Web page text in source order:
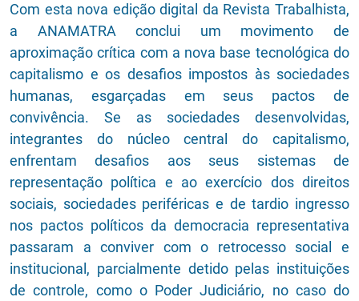
Com esta nova edição digital da Revista Trabalhista,
a ANAMATRA conclui um movimento de
aproximação crítica com a nova base tecnológica do
capitalismo e os desafios impostos às sociedades
humanas, esgarçadas em seus pactos de
convivência. Se as sociedades desenvolvidas,
integrantes do núcleo central do capitalismo,
enfrentam desafios aos seus sistemas de
representação política e ao exercício dos direitos
sociais, sociedades periféricas e de tardio ingresso
nos pactos políticos da democracia representativa
passaram a conviver com o retrocesso social e
institucional, parcialmente detido pelas instituições
de controle, como o Poder Judiciário, no caso do